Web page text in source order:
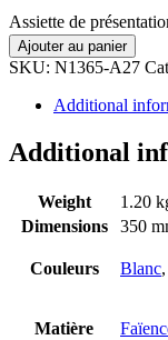
Assiette de
Ajouter au panier
SKU: N1365-A27
Additional
Additional
Weight
1.20
Dimensions
350
Couleurs Blanc,
Matière